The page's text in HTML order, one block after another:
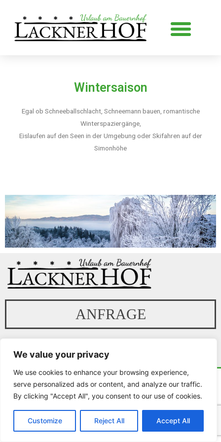
We value your privacy
We use cookies to enhance your browsing experience,
serve personalized ads or content, and analyze our traffic.
By clicking "Accept All", you consent to our use of cookies.
Customize Reject All Accept All
Wintersaison
Egal ob Schneeballschlacht, Schneemann bauen, romantische
Winterspaziergänge,
Eislaufen auf den Seen in der Umgebung oder Skifahren auf der
Simonhöhe
ANFRAGE
Google-
Impressum